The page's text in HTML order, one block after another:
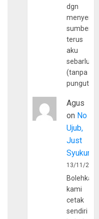
dgn
sumber
terus
aku
(tanpa
Agus
on No
Ujub,
Just
Syukur
13/11/
Bolehkah
kami
cetak
sendiri